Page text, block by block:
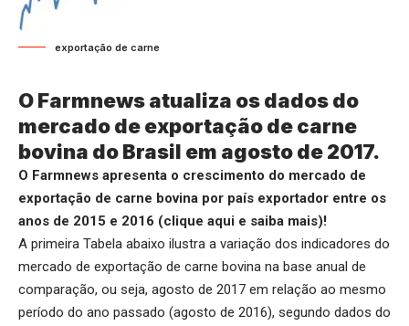
exportação de carne
O Farmnews atualiza os dados do
mercado de exportação de carne
bovina do Brasil em agosto de 2017.
O Farmnews apresenta o crescimento do mercado de
exportação de carne bovina por país exportador entre os
anos de 2015 e 2016 (clique aqui e saiba mais)!
A primeira Tabela abaixo ilustra a variação dos indicadores do
mercado de exportação de carne bovina na base anual de
comparação, ou seja, agosto de 2017 em relação ao mesmo
período do ano passado (agosto de 2016), segundo dados do